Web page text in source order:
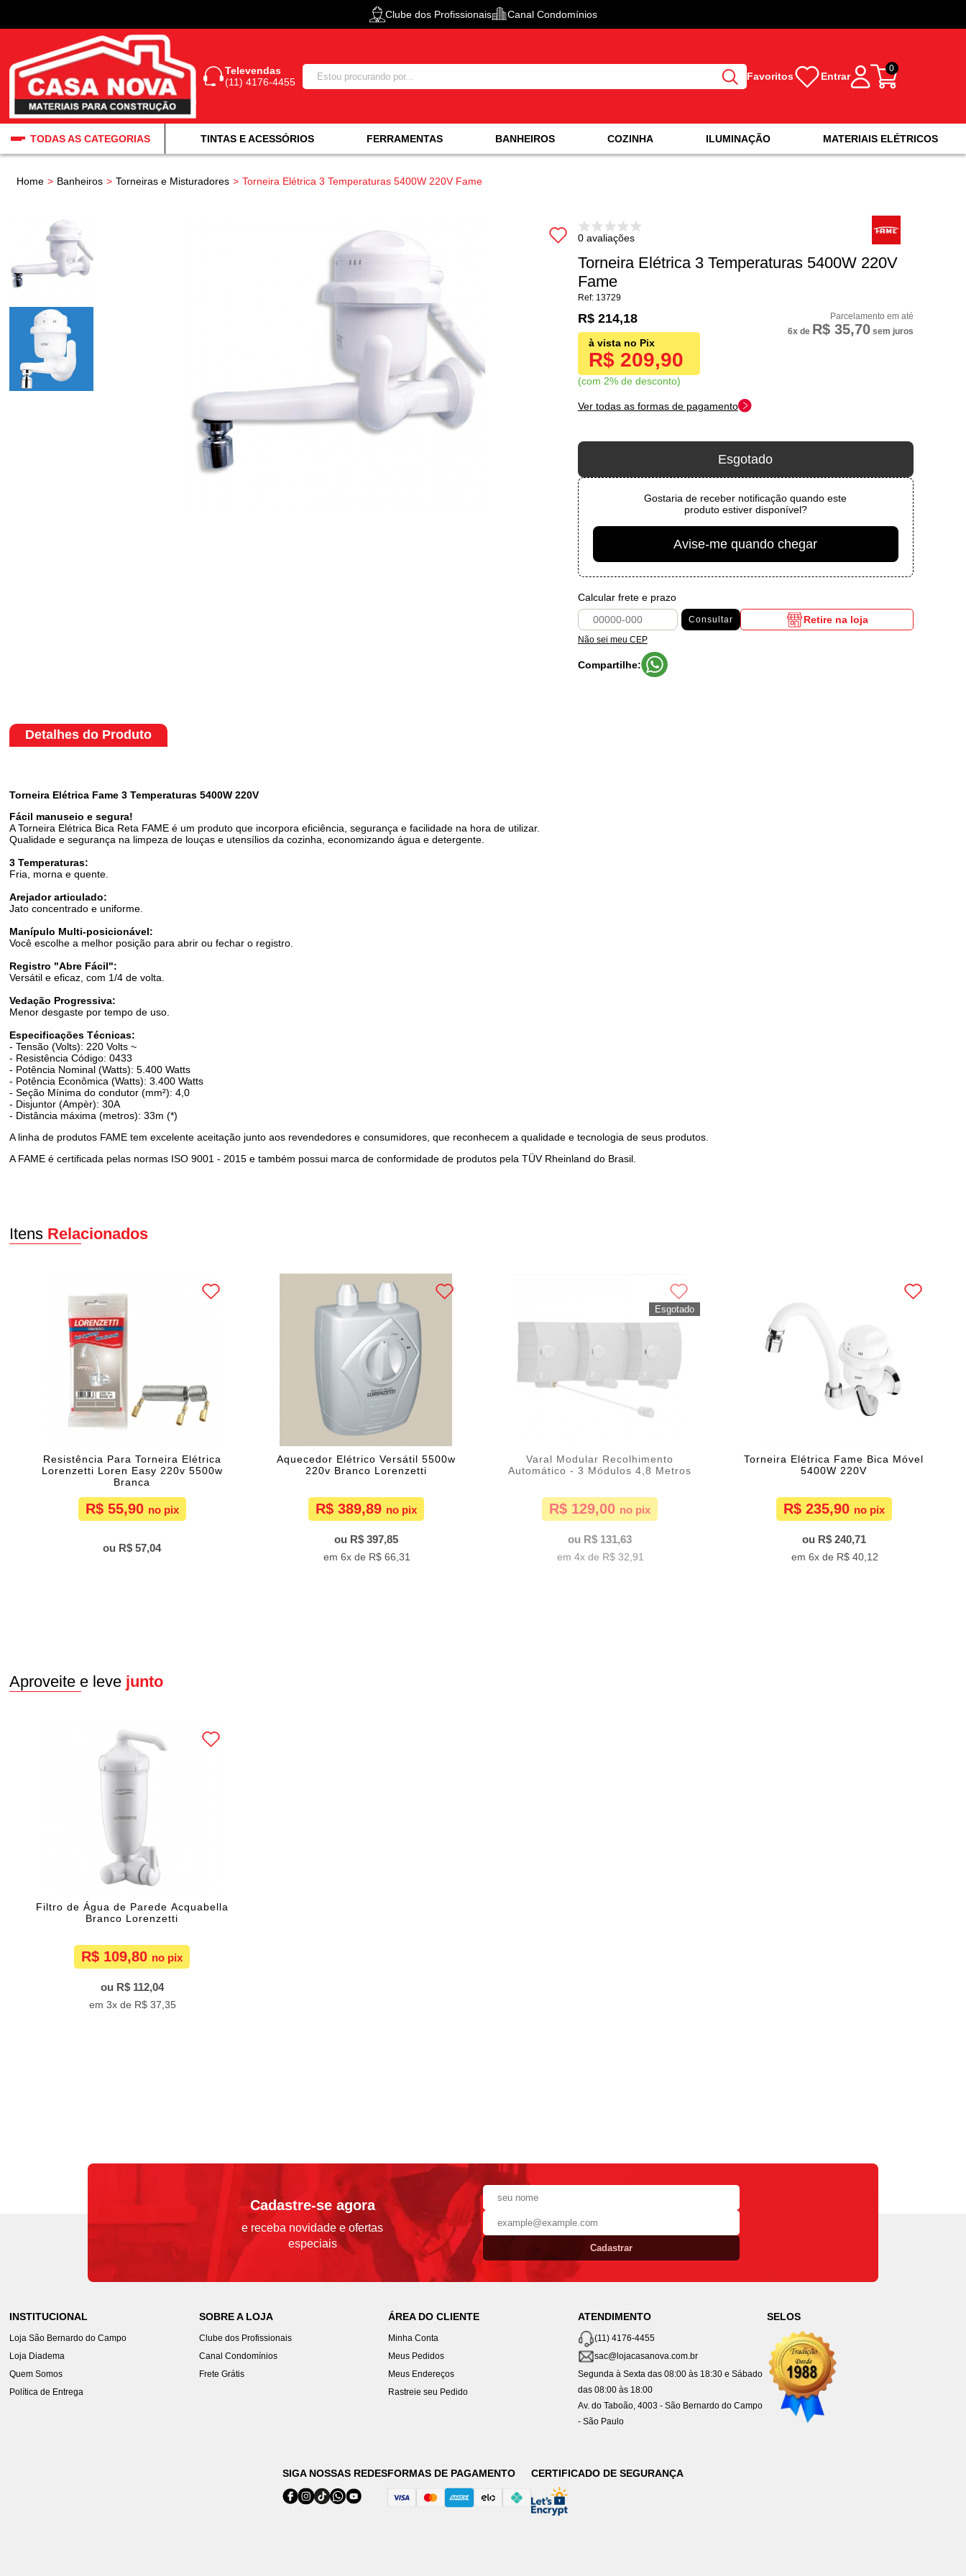
Clube dos Profissionais Canal Condomínios
Televendas
(11) 4176-4455
Favoritos Entrar
0
TODAS AS CATEGORIAS TINTAS E ACESSÓRIOS FERRAMENTAS BANHEIROS COZINHA ILUMINAÇÃO MATERIAIS ELÉTRICOS
Home Banheiros Torneiras e Misturadores Torneira Elétrica 3 Temperaturas 5400W 220V Fame
0 avaliações
Torneira Elétrica 3 Temperaturas 5400W 220V
Fame
13729
R$ 209,90
com 2% de desconto
R$ 214,18
6x de R$ 35,70sem juros
Ver todas as formas de pagamento
Esgotado
Gostaria de receber notificação quando este
produto estiver disponível?
Avise-me quando chegar
Calcular frete e prazo
Consultar
Não sei meu CEP
Retire na loja
Compartilhe:
Detalhes do Produto
Torneira Elétrica Fame 3 Temperaturas 5400W 220V
Fácil manuseio e segura!
A Torneira Elétrica Bica Reta FAME é um produto que incorpora eficiência, segurança e facilidade na hora de utilizar.
Qualidade e segurança na limpeza de louças e utensílios da cozinha, economizando água e detergente.
3 Temperaturas:
Fria, morna e quente.
Arejador articulado:
Jato concentrado e uniforme.
Manípulo Multi-posicionável:
Você escolhe a melhor posição para abrir ou fechar o registro.
Registro "Abre Fácil":
Versátil e eficaz, com 1/4 de volta.
Vedação Progressiva:
Menor desgaste por tempo de uso.
Especificações Técnicas:
- Tensão (Volts): 220 Volts ~
- Resistência Código: 0433
- Potência Nominal (Watts): 5.400 Watts
- Potência Econômica (Watts): 3.400 Watts
- Seção Mínima do condutor (mm²): 4,0
- Disjuntor (Ampèr): 30A
- Distância máxima (metros): 33m (*)
A linha de produtos FAME tem excelente aceitação junto aos revendedores e consumidores, que reconhecem a qualidade e tecnologia de seus produtos.
A FAME é certificada pelas normas ISO 9001 - 2015 e também possui marca de conformidade de produtos pela TÜV Rheinland do Brasil.
Itens Relacionados
Resistência Para Torneira Elétrica
Lorenzetti Loren Easy 220v 5500w
Branca
R$ 55,90
R$ 57,04
Aquecedor Elétrico Versátil 5500w
220v Branco Lorenzetti
R$ 389,89
R$ 397,85
6x de R$ 66,31
Varal Modular Recolhimento
Automático - 3 Módulos 4,8 Metros
R$ 129,00
R$ 131,63
4x de R$ 32,91
Torneira Elétrica Fame Bica Móvel
5400W 220V
R$ 235,90
R$ 240,71
6x de R$ 40,12
Aproveite e leve junto
Filtro de Água de Parede Acquabella
Branco Lorenzetti
R$ 109,80
R$ 112,04
3x de R$ 37,35
Cadastre-se agora
e receba novidade e ofertas
especiais
Cadastrar
INSTITUCIONAL
Loja São Bernardo do Campo
Loja Diadema
Quem Somos
Política de Entrega
SOBRE A LOJA
Clube dos Profissionais
Canal Condomínios
Frete Grátis
ÁREA DO CLIENTE
Minha Conta
Meus Pedidos
Meus Endereços
Rastreie seu Pedido
ATENDIMENTO
(11) 4176-4455
sac@lojacasanova.com.br
Segunda à Sexta das 08:00 às 18:30 e Sábado
das 08:00 às 18:00
Av. do Taboão, 4003 - São Bernardo do Campo
- São Paulo
SELOS
SIGA NOSSAS REDESFORMAS DE PAGAMENTO CERTIFICADO DE SEGURANÇA